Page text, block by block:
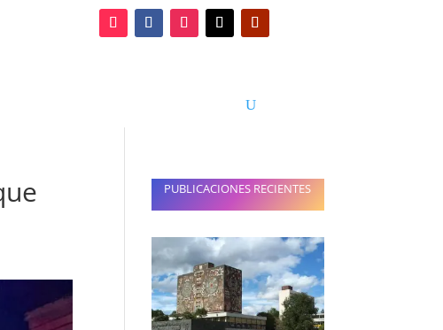
PUBLICACIONES RECIENTES